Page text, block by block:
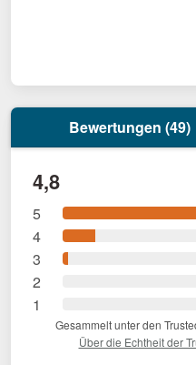
Bewertungen (49)
4,8
5
4
3
2
1
Gesammelt unter den
Über die Echtheit der